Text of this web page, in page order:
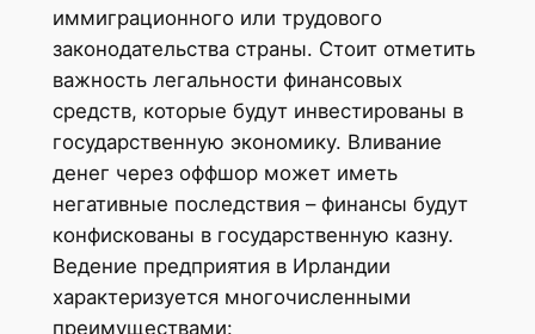
иммиграционного или трудового
законодательства страны. Стоит отметить
важность легальности финансовых
средств, которые будут инвестированы в
государственную экономику. Вливание
денег через оффшор может иметь
негативные последствия – финансы будут
конфискованы в государственную казну.
Ведение предприятия в Ирландии
характеризуется многочисленными
преимуществами: